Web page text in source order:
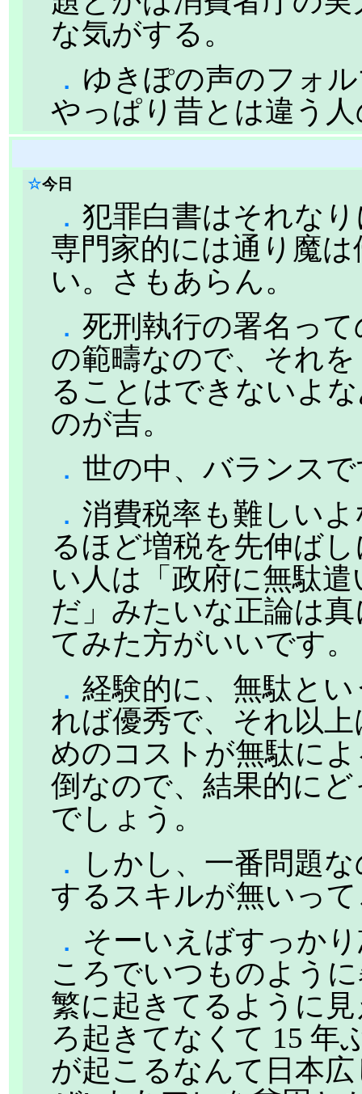
な気がする。
． ゆきぽの声のフォ
やっぱり昔とは違う
☆今日
． 犯罪白書はそれな
専門家的には通り魔
い。さもあらん。
． 死刑執行の署名っ
の範疇なので、それ
ることはできないよ
のが吉。
． 世の中、バランス
． 消費税率も難しい
るほど増税を先伸ば
い人は「政府に無駄
だ」みたいな正論は
てみた方がいいです。
． 経験的に、無駄と
れば優秀で、それ以
めのコストが無駄に
倒なので、結果的に
でしょう。
．
しかし、一番問題
するスキルが無いっ
． そーいえばすっか
ころでいつものよう
繁に起きてるように
ろ起きてなくて 15 年
が起こるなんて日本